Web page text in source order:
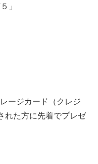
」
ージカード（クレジ
れた方に先着でプレゼ